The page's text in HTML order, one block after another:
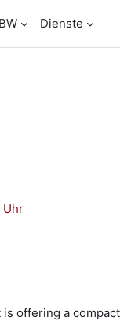
Dienste
Uhr
offering a